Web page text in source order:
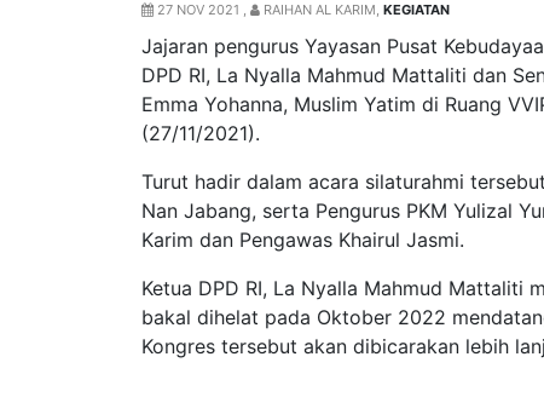
27 NOV 2021 , RAIHAN AL KARIM, KEGIATAN
Jajaran pengurus Yayasan Pusat
DPD RI, La Nyalla Mahmud Mattaliti dan
Emma Yohanna, Muslim Yatim di Ruang
(27/11/2021).
Turut hadir dalam acara silaturahmi
Nan Jabang, serta Pengurus PKM Yulizal
Karim dan Pengawas Khairul Jasmi.
Ketua DPD RI, La Nyalla Mahmud Mattaliti
bakal dihelat pada Oktober 2022
Kongres tersebut akan dibicarakan lebih